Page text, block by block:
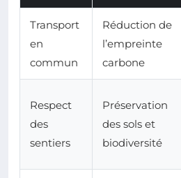
Transport
en
commun
Réduction de
l’empreinte
carbone
Respect
des
sentiers
Préservation
des sols et
biodiversité